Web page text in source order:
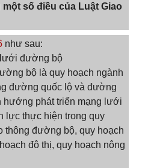
số điều của Luật Giao
như sau:
lưới đường bộ
bộ là quy hoạch ngành
đường quốc lộ và đường
hướng phát triển mạng lưới
lực thực hiện trong quy
thông đường bộ, quy hoạch
đô thị, quy hoạch nông